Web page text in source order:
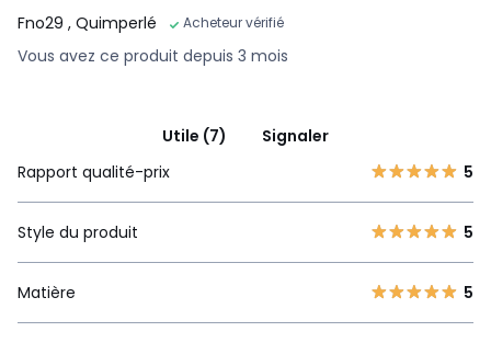
Fno29 , Quimperlé Acheteur vérifié
Vous avez ce produit depuis 3 mois
Utile (7)
Signaler
Rapport qualité-prix
5
Style du produit 5
Matière 5